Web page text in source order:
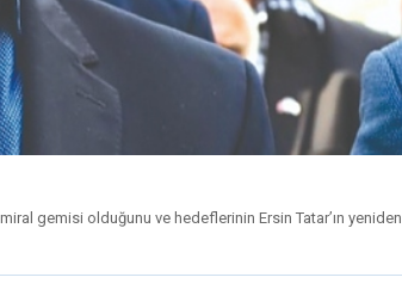
gemisi olduğunu ve hedeflerinin Ersin Tatar’ın yeniden